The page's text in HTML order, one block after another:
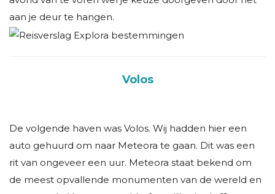
aan je deur te hangen.
Volos
De volgende haven was Volos. Wij hadden hier een
auto gehuurd om naar Meteora te gaan. Dit was een
rit van ongeveer een uur. Meteora staat bekend om
de meest opvallende monumenten van de wereld en